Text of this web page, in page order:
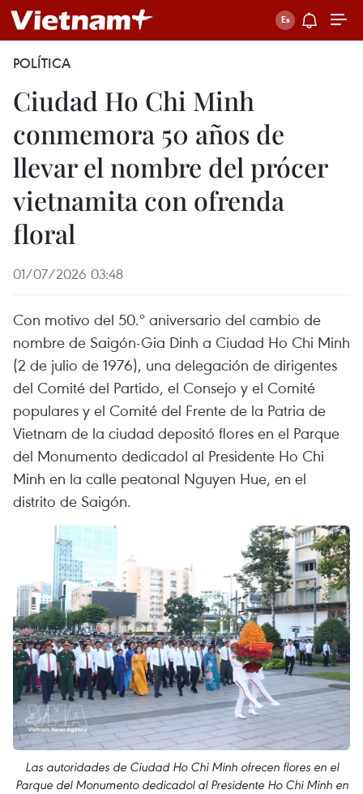
POLÍTICA
Ciudad Ho Chi Minh
conmemora 50 años de
llevar el nombre del prócer
vietnamita con ofrenda
floral
01/07/2026 03:48
Con motivo del 50.º aniversario del cambio de
nombre de Saigón-Gia Dinh a Ciudad Ho Chi Minh
(2 de julio de 1976), una delegación de dirigentes
del Comité del Partido, el Consejo y el Comité
populares y el Comité del Frente de la Patria de
Vietnam de la ciudad depositó flores en el Parque
del Monumento dedicadol al Presidente Ho Chi
Minh en la calle peatonal Nguyen Hue, en el
distrito de Saigón.
Las autoridades de Ciudad Ho Chi Minh ofrecen flores en el
Parque del Monumento dedicadol al Presidente Ho Chi Minh en